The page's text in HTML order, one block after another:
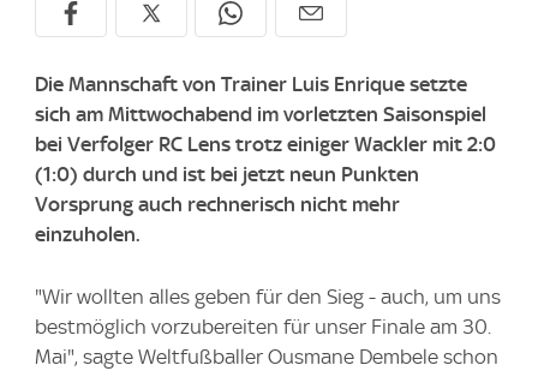
Die Mannschaft von Trainer Luis Enrique setzte
sich am Mittwochabend im vorletzten Saisonspiel
bei Verfolger RC Lens trotz einiger Wackler mit 2:0
(1:0) durch und ist bei jetzt neun Punkten
Vorsprung auch rechnerisch nicht mehr
einzuholen.
"Wir wollten alles geben für den Sieg - auch, um uns
bestmöglich vorzubereiten für unser Finale am 30.
Mai", sagte Weltfußballer Ousmane Dembele schon